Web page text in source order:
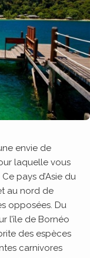
envie de
laquelle vous
pays d’Asie du
au nord de
opposées. Du
l’île de Bornéo
des espèces
carnivores